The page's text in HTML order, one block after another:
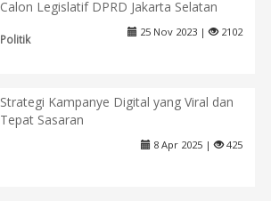
Calon Legislatif DPRD Jakarta Selatan
Politik
25 Nov 2023 | 2102
Strategi Kampanye Digital yang Viral dan
Tepat Sasaran
8 Apr 2025 | 425